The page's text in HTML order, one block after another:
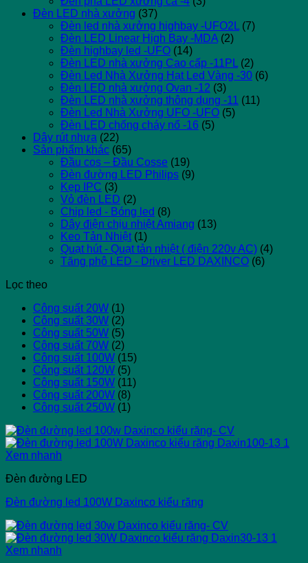
Đèn LED nhà xưởng (37)
Đèn led nhà xưởng highbay -UFO2L (7)
Đèn LED Linear High Bay -MDA (2)
Đèn highbay led -UFO (14)
Đèn LED nhà xưởng Cao cấp -11PL (2)
Đèn Led Nhà Xưởng Hạt Led Vàng -30 (6)
Đèn LED nhà xưởng Ovan -12 (3)
Đèn LED nhà xưởng thông dụng -11 (11)
Đèn Led Nhà Xưởng UFO -UFO (5)
Đèn LED chống cháy nổ -16 (5)
Dây rút nhựa (22)
Sản phẩm khác (65)
Đầu cos – Đầu Cosse (19)
Đèn đường LED Philips (9)
Kẹp IPC (3)
Vỏ đèn LED (2)
Chip led - Bóng led (8)
Dây điện chịu nhiệt Amiang (13)
Keo Tản Nhiệt (1)
Quạt hút - Quạt tản nhiệt ( điện 220v AC) (4)
Tăng phô LED - Driver LED DAXINCO (6)
Lọc theo
Công suất 20W (1)
Công suất 30W (2)
Công suất 50W (5)
Công suất 70W (2)
Công suất 100W (15)
Công suất 120W (5)
Công suất 150W (11)
Công suất 200W (8)
Công suất 250W (1)
Xem nhanh
Đèn đường LED
Đèn đường led 100W Daxinco kiểu răng
Xem nhanh